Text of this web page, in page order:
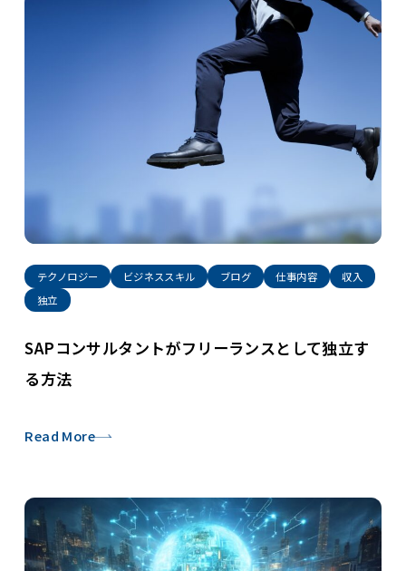
テクノロジー ビジネススキル ブログ 仕事内容
収入
独立
SAPコンサルタントがフリーランスとして独立す
る方法
Read More